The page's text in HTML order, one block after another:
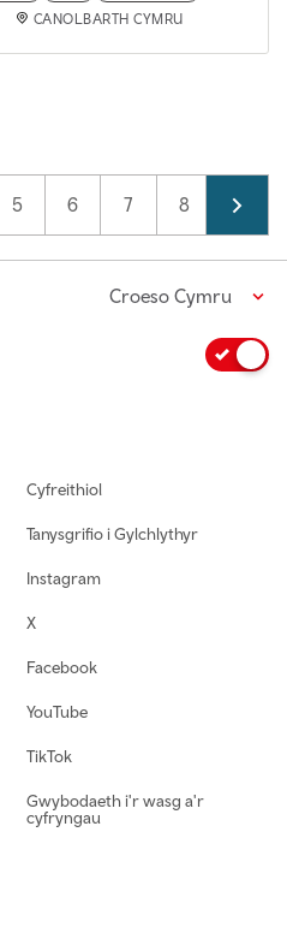
CANOLBARTH CYMRU
Page
5 Page
6 Page
7 Page
8 Page
9
Croeso Cymru
Cyfreithiol
Tanysgrifio i Gylchlythyr
Instagram
X
Facebook
YouTube
TikTok
Gwybodaeth i'r wasg a'r
cyfryngau